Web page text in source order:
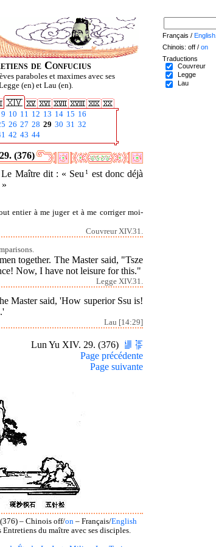
de Confucius
paraboles et maximes avec ses
(en) et Lau (en).
9 10 11 12 13 14 15 16
26 27 28 29 30 31 32
42 43 44
(376)
Maître dit : « Seu 1
est donc déjà
»
entier à me juger et à me corriger moi-
Couvreur XIV.31.
together. The Master said, "Tsze
Now, I have not leisure for this."
Legge XIV.31.
Master said, 'How superior Ssu is!
Lau [14:29]
Lun Yu XIV. 29. (376)
Page précédente
Page suivante
– Chinois off/on – Français/English
du maître avec ses disciples.
Français / English
Chinois: off / on
Traductions
Couvreur
Legge
Lau